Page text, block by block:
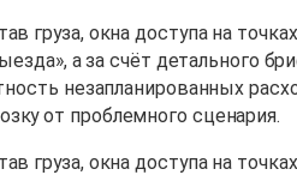
груза, окна доступа на
а за счёт
незапланированных
от проблемного сценария.
груза, окна доступа на